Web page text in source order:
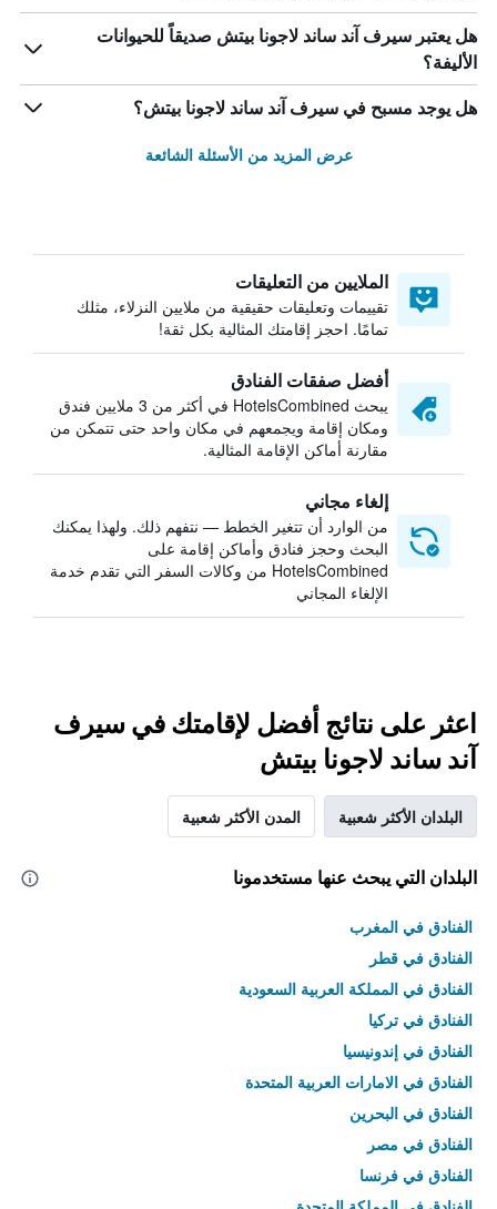
هل يعتبر سيرف آند ساند لاجونا بيتش صديقاً للحيوانات
الأليفة؟
هل يوجد مسبح في سيرف آند ساند لاجونا بيتش؟
عرض المزيد من الأسئلة الشائعة
الملايين من التعليقات
تقييمات وتعليقات حقيقية من ملايين النزلاء، مثلك
تمامًا. احجز إقامتك المثالية بكل ثقة!
أفضل صفقات الفنادق
يبحث HotelsCombined في أكثر من 3 ملايين فندق
ومكان إقامة ويجمعهم في مكان واحد حتى تتمكن من
مقارنة أماكن الإقامة المثالية.
إلغاء مجاني
من الوارد أن تتغير الخطط — نتفهم ذلك. ولهذا يمكنك
البحث وحجز فنادق وأماكن إقامة على
HotelsCombined من وكالات السفر التي تقدم خدمة
الإلغاء المجاني
اعثر على نتائج أفضل لإقامتك في سيرف
آند ساند لاجونا بيتش
البلدان الأكثر شعبية المدن الأكثر شعبية
البلدان التي يبحث عنها مستخدمونا
الفنادق في المغرب
الفنادق في قطر
الفنادق في المملكة العربية السعودية
الفنادق في تركيا
الفنادق في إندونيسيا
الفنادق في الامارات العربية المتحدة
الفنادق في البحرين
الفنادق في مصر
الفنادق في فرنسا